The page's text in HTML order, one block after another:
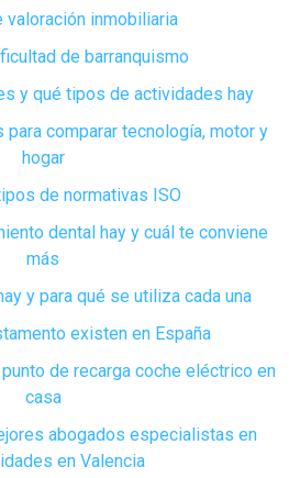
valoración inmobiliaria
de barranquismo
y qué tipos de actividades hay
comparar tecnología, motor y
hogar
de normativas ISO
dental hay y cuál te conviene
más
y para qué se utiliza cada una
existen en España
de recarga coche eléctrico en
casa
abogados especialistas en
en Valencia